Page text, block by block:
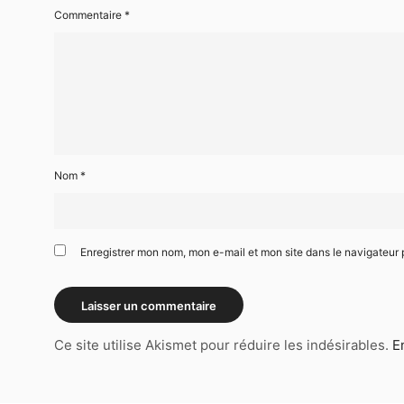
L'Empreinte
Commentaire *
Nom *
Enregistrer mon nom, mon e-mail et mon site dans le
Ce site utilise Akismet pour réduire les indésirables.